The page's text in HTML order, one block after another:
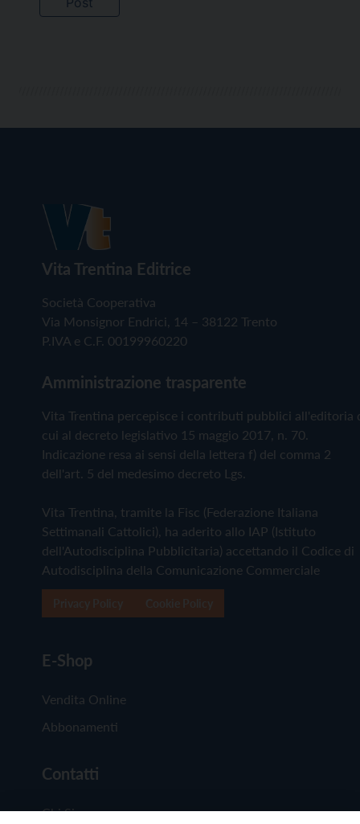
Vita Trentina Editrice
Società Cooperativa
Via Monsignor Endrici, 14 – 38122 Trento
P.IVA e C.F. 00199960220
Amministrazione trasparente
Vita Trentina percepisce i contributi pubblici all'editoria
cui al decreto legislativo 15 maggio 2017, n. 70.
Indicazione resa ai sensi della lettera f) del comma 2
dell'art. 5 del medesimo decreto Lgs.
Vita Trentina, tramite la Fisc (Federazione Italiana
Settimanali Cattolici), ha aderito allo IAP (Istituto
dell'Autodisciplina Pubblicitaria) accettando il Codice di
Autodisciplina della Comunicazione Commerciale
E-Shop
Vendita Online
Abbonamenti
Contatti
Chi Siamo